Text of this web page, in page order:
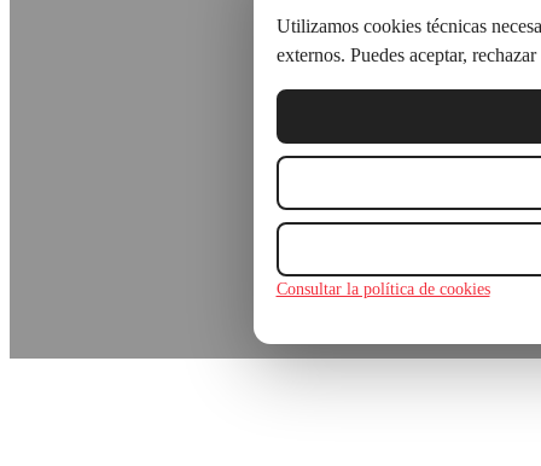
Utilizamos cookies técnicas
externos. Puedes aceptar,
Consultar la política de cookies